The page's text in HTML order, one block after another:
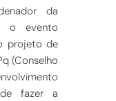
da
o evento
projeto de
(Conselho
de fazer a